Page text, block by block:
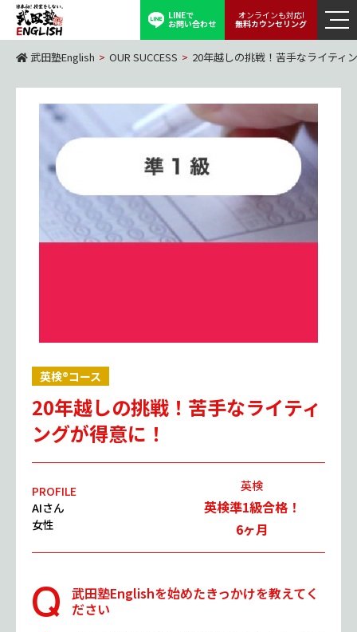
LINEで
お問い合わせ
オンラインも対応!
無料カウンセリング
武田塾English > OUR SUCCESS > 20年越しの挑戦！苦手なライティ
英検®コース
20年越しの挑戦！苦手なライティ
ングが得意に！
PROFILE
AIさん
女性
英検
英検準1級合格！
6ヶ月
武田塾Englishを始めたきっかけを教えてく
ださい